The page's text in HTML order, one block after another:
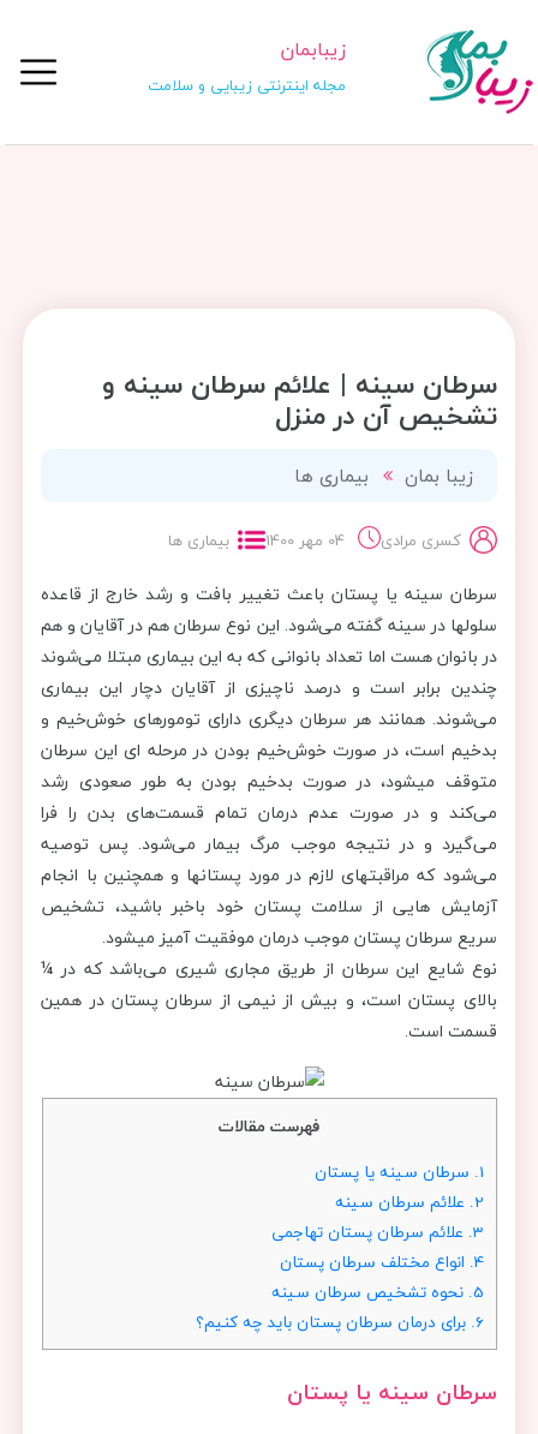
زیبابمان
مجله اینترنتی زیبایی و سلامت
سرطان سینه | علائم سرطان سینه و
تشخیص آن در منزل
زیبا بمان بیماری ها
کسری مرادی 04 مهر 1400 بیماری ها
سرطان سینه یا پستان باعث تغییر بافت و رشد خارج از قاعده
سلول‎ها در سینه گفته می‌شود. این نوع سرطان هم در آقایان و هم
در بانوان هست اما تعداد بانوانی که به این بیماری مبتلا می‌شوند
چندین برابر است و درصد ناچیزی از آقایان دچار این بیماری
می‌شوند. همانند هر سرطان دیگری دارای تومورهای خوش‌خیم و
بدخیم است، در صورت خوش‌خیم بودن در مرحله ای این سرطان
متوقف می‎شود، در صورت بدخیم بودن به طور صعودی رشد
می‌کند و در صورت عدم درمان تمام قسمت‌های بدن را فرا
می‌گیرد و در نتیجه موجب مرگ بیمار می‌شود. پس توصیه
می‌شود که مراقبت‎های لازم در مورد پستان‎ها و همچنین با انجام
آزمایش ‎هایی از سلامت پستان خود باخبر باشید، تشخیص
سریع سرطان پستان موجب درمان موفقیت آمیز می‎شود.
نوع شایع این سرطان از طریق مجاری شیری ‎می‌باشد که در ¼
بالای پستان است، و بیش از نیمی از سرطان پستان در همین
قسمت است.
فهرست مقالات
1. سرطان سینه یا پستان
2. علائم سرطان سینه
3. علائم سرطان پستان تهاجمی
4. انواع مختلف سرطان پستان
5. نحوه تشخیص سرطان سینه
6. برای درمان سرطان پستان باید چه کنیم؟
سرطان سینه یا پستان